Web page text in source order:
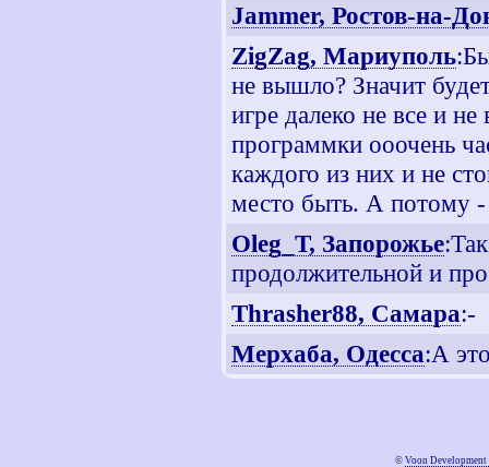
Jammer, Ростов-на-
ZigZag, Мариуполь
не вышло? Значит
игре далеко не все и не
программки ооочень
каждого из них и не
место быть. А потому -
Oleg_T, Запорожье
продолжительной и
Thrasher88, Самара:-
Мерхаба, Одесса:А
© Voon Development